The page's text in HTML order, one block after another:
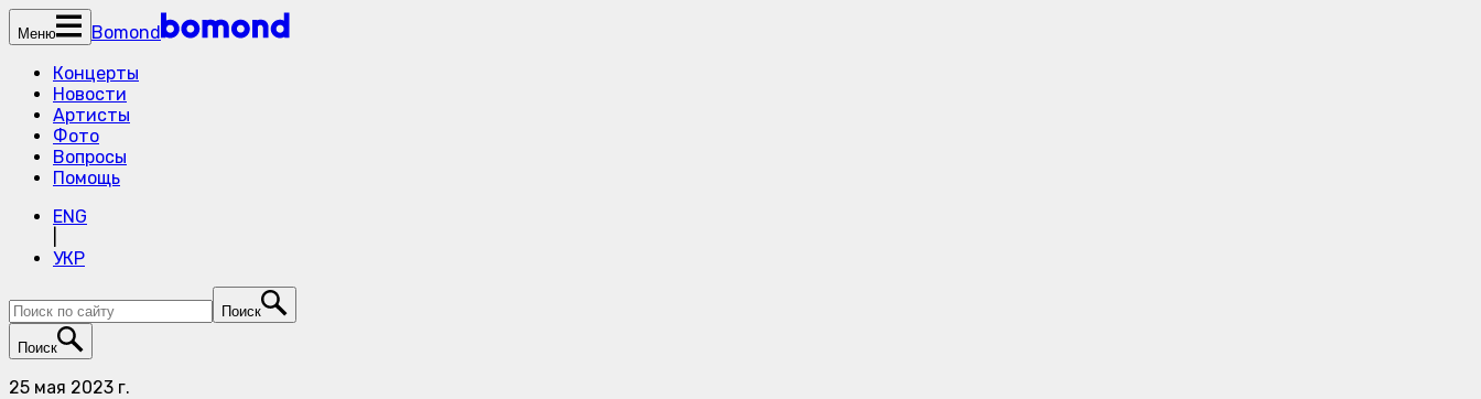
Меню
Bomond
Концерты
Новости
Артисты
Фото
Вопросы
Помощь
ENG
УКР
Поиск
Поиск
25 мая 2023 г.